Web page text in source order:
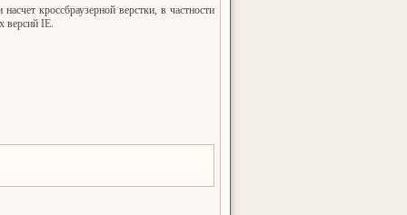
кроссбраузерной верстки, в частности
версий IE.